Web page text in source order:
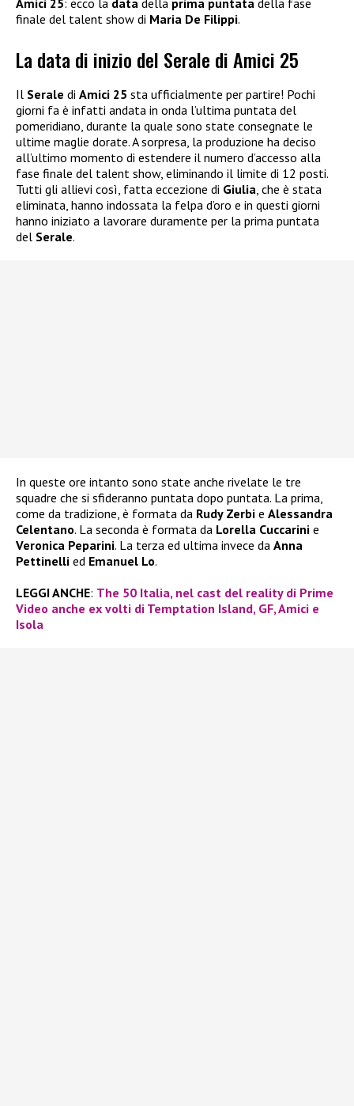
Amici 25: ecco la data della prima puntata della fase
finale del talent show di Maria De Filippi.
La data di inizio del Serale di Amici 25
Il Serale di Amici 25 sta ufficialmente per partire! Pochi
giorni fa è infatti andata in onda l’ultima puntata del
pomeridiano, durante la quale sono state consegnate le
ultime maglie dorate. A sorpresa, la produzione ha deciso
all’ultimo momento di estendere il numero d’accesso alla
fase finale del talent show, eliminando il limite di 12 posti.
Tutti gli allievi così, fatta eccezione di Giulia , che è stata
eliminata, hanno indossata la felpa d’oro e in questi giorni
hanno iniziato a lavorare duramente per la prima puntata
del Serale.
In queste ore intanto sono state anche rivelate le tre
squadre che si sfideranno puntata dopo puntata. La prima,
come da tradizione, è formata da Rudy Zerbi e Alessandra
Celentano. La seconda è formata da Lorella Cuccarini e
Veronica Peparini. La terza ed ultima invece da Anna
Pettinelli ed Emanuel Lo.
LEGGI ANCHE: The 50 Italia, nel cast del reality di Prime
Video anche ex volti di Temptation Island, GF, Amici e
Isola